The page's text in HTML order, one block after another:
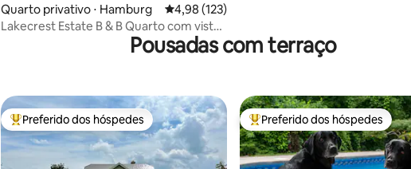
Quarto privativo ⋅ Hamburg 4,98 de uma avaliação média de 5, 123
4,98 (123)
Lakecrest Estate B & B Quarto com vista
Pousadas com terraço
Entre os melhores preferidos dos hóspedes
Preferido dos hóspedes Entre os melhores preferidos
Preferido dos hóspedes